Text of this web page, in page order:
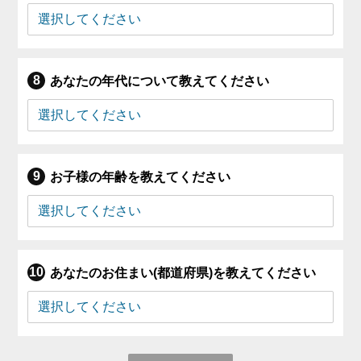
あなたの年代について教えてください
お子様の年齢を教えてください
あなたのお住まい(都道府県)を教えてください